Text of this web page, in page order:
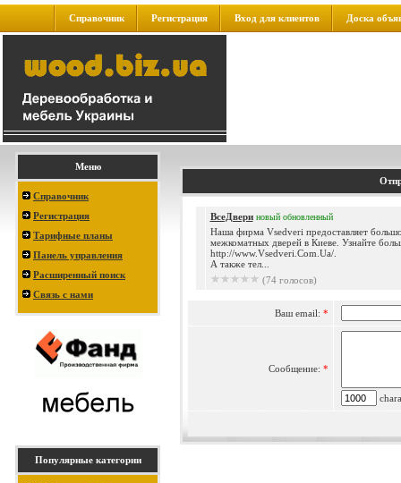
Справочник Регистрация Вход для клиентов Доска
Меню
Справочник
Регистрация
Тарифные планы
Панель управления
Расширенный поиск
Связь с нами
Популярные категории
ВсеДвери новый обновленный
Наша фирма Vsedveri предоставляет
межкоматных дверей в Киеве. Узнайте
http://www.Vsedveri.Com.Ua/.
А также тел...
(74 голосов)
Ваш email: *
Сообщение: *